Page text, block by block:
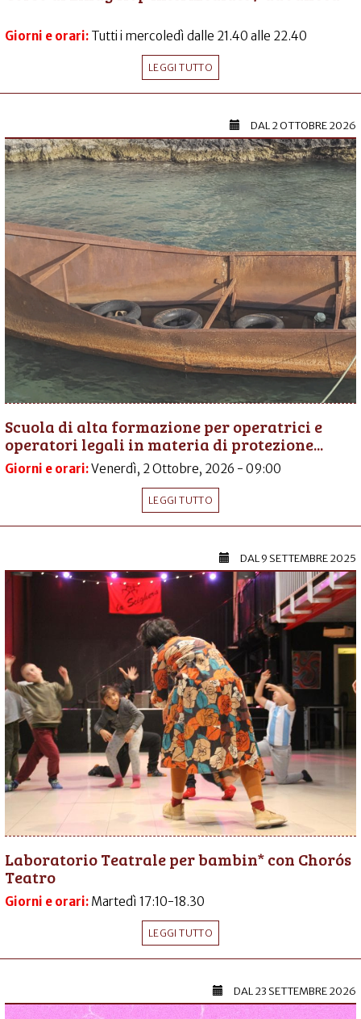
Giorni e orari: Tutti i mercoledì dalle 21.40 alle 22.40
LEGGI TUTTO
DAL2 OTTOBRE 2026
Scuola di alta formazione per operatrici e
operatori legali in materia di protezione...
Giorni e orari:Venerdì, 2 Ottobre, 2026 - 09:00
LEGGI TUTTO
DAL9 SETTEMBRE 2025
Laboratorio Teatrale per bambin* con Chorós
Teatro
Giorni e orari: Martedì 17:10-18.30
LEGGI TUTTO
DAL23 SETTEMBRE 2026